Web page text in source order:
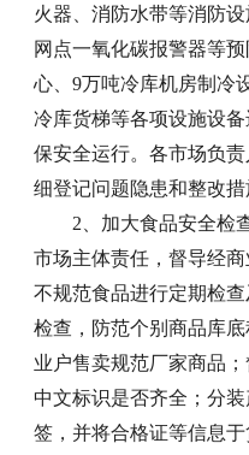
火器、消防水带等消防
网点一氧化碳报警器等
心、9万吨冷库机房制冷
冷库货梯等各项设施设
保安全运行。各市场负
细登记问题隐患和整改措
2、加大食品安全检
市场主体责任，督导经
不规范食品进行定期检
检查，防范个别商品库
业户售卖规范厂家商品
中文标识是否齐全；分
签，并将合格证等信息于